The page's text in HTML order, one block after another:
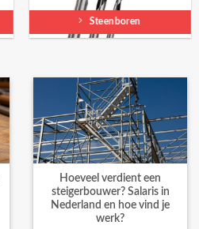
Steenboren
Hoeveel verdient een
steigerbouwer? Salaris in
Nederland en hoe vind je
werk?